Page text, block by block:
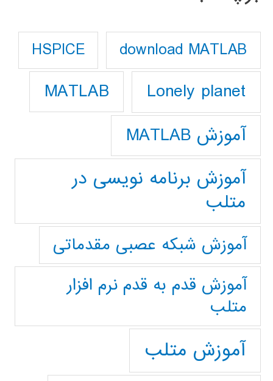
download MATLAB
HSPICE
Lonely planet
MATLAB
آموزش MATLAB
آموزش برنامه نویسی در
متلب
آموزش شبکه عصبی مقدماتی
آموزش قدم به قدم نرم افزار
متلب
آموزش متلب